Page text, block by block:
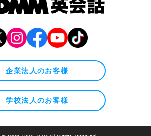
企業法人のお客様
学校法人のお客様